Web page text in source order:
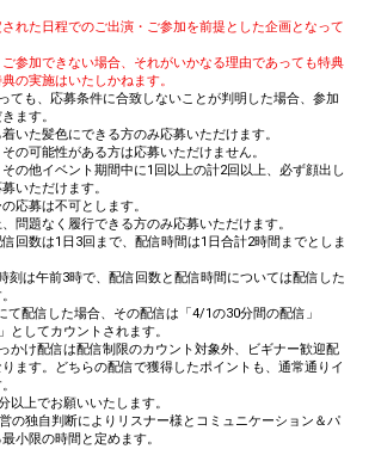
された日程でのご出演・ご参加を前提とした企画となって
参加できない場合、それがいかなる理由であっても特典
の実施はいたしかねます。
ても、応募条件に合致しないことが判明した場合、参加
ます。
いた髪色にできる方のみ応募いただけます。
の可能性がある方は応募いただけません。
の他イベント期間中に1回以上の計2回以上、必ず顔出し
いただけます。
応募は不可とします。
問題なく履行できる方のみ応募いただけます。
回数は1日3回まで、配信時間は1日合計2時間までとしま
刻は午前3時で、配信回数と配信時間については配信した
配信した場合、その配信は「4/1の30分間の配信」
としてカウントされます。
かけ配信は配信制限のカウント対象外、ビギナー歓迎配
ます。どちらの配信で獲得したポイントも、通常通りイ
以上でお願いいたします。
の独自判断によりリスナー様とコミュニケーション＆パ
小限の時間と定めます。